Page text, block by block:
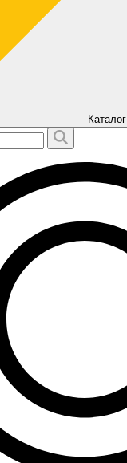
Каталог